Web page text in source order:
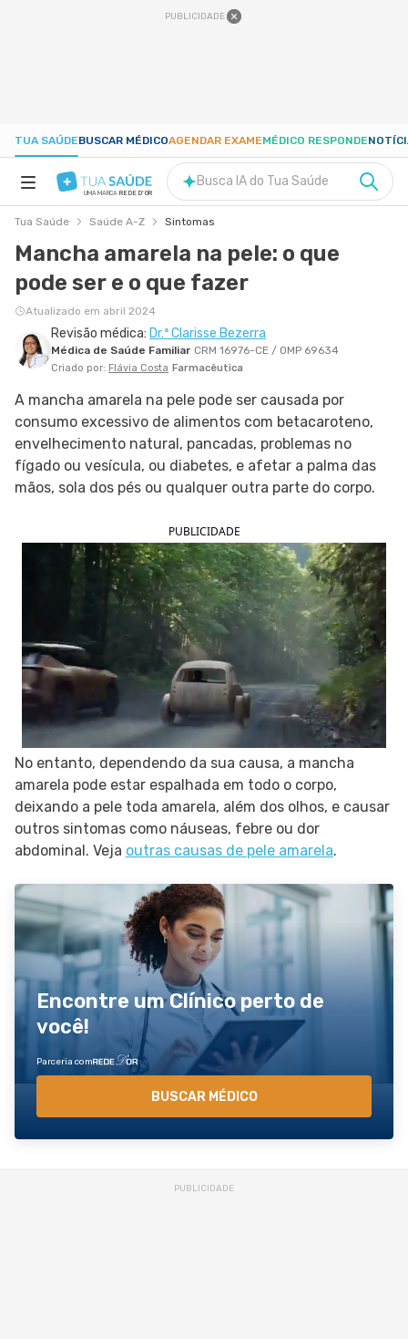
PUBLICIDADE
TUA SAÚDEBUSCAR MÉDICOAGENDAR EXAMEMÉDICO RESPONDE
NUTRIÇÃO
GRAVIDEZ
SIGA O TUA SAÚDE NAS REDES SOCIAIS
UMA MARCA REDE D'OR
Busca IA do Tua Saúde
Tua Saúde Saúde A-Z Sintomas
Mancha amarela na pele: o que
pode ser e o que fazer
Atualizado em abril 2024
Revisão médica: Dr.ª Clarisse Bezerra
Médica de Saúde Familiar CRM 16976-CE / OMP 69634
Criado por: Flávia Costa Farmacêutica
A mancha amarela na pele pode ser causada por
consumo excessivo de alimentos com betacaroteno,
envelhecimento natural, pancadas, problemas no
fígado ou vesícula, ou diabetes, e afetar a palma das
mãos, sola dos pés ou qualquer outra parte do corpo.
PUBLICIDADE
No entanto, dependendo da sua causa, a mancha
amarela pode estar espalhada em todo o corpo,
deixando a pele toda amarela, além dos olhos, e causar
outros sintomas como náuseas, febre ou dor
abdominal. Veja outras causas de pele amarela.
Encontre um Clínico perto de
você!
Parceria com
BUSCAR MÉDICO